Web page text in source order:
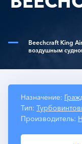
Beechcraft King
воздушным
Назначение:
Тип:
Производитель: